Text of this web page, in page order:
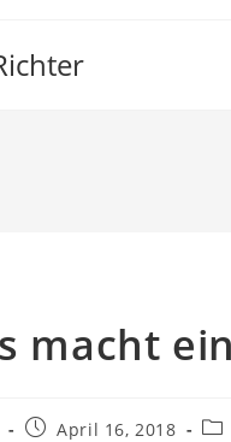
macht
BeitragApril 16, 2018